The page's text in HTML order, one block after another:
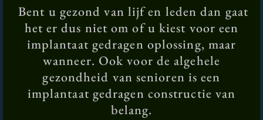
Bent u gezond van lijf en leden dan gaat
het er dus niet om of u kiest voor een
implantaat gedragen oplossing, maar
wanneer. Ook voor de algehele
gezondheid van senioren is een
implantaat gedragen constructie van
belang.